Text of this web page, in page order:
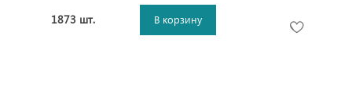
1873 шт. В корзину